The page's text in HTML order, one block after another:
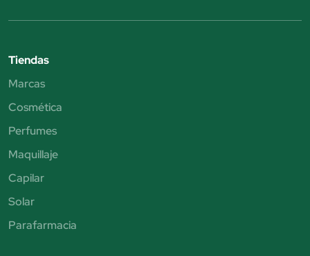
Tiendas
Marcas
Cosmética
Perfumes
Maquillaje
Capilar
Solar
Parafarmacia